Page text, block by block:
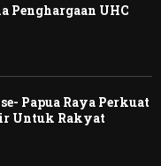
Penghargaan UHC
Papua Raya Perkuat
Untuk Rakyat